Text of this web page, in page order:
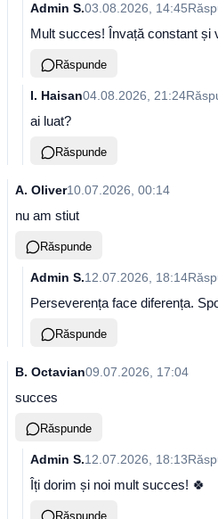
Admin S.03.08.2026, 14:45
Mult succes! Învață constant și
Răspunde
I. Haisan04.08.2026, 21:24
ai luat?
Răspunde
A. Oliver10.07.2026, 00:14
nu am stiut
Răspunde
Admin S.12.07.2026, 18:14
Perseverența face diferența.
Răspunde
B. Octavian09.07.2026, 17:04
succes
Răspunde
Admin S.12.07.2026, 18:13
Îți dorim și noi mult succes! 🍀
Răspunde